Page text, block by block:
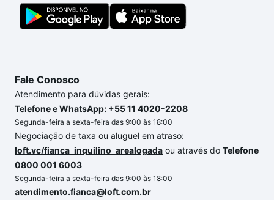
nossas opções de financiamento imobiliário as
parcelas podem se adequar ao seu orçamento. Se
gente para comprar o imóvel dos seus sonhos com
segurança e conforto. Loft, com você até as
chaves.
Fale Conosco
Atendimento para dúvidas gerais:
Telefone e WhatsApp: +55 11 4020-2208
Segunda-feira a sexta-feira das 9:00 às 18:00
Negociação de taxa ou aluguel em atraso:
loft.vc/fianca_inquilino_arealogada ou através do Telefone
0800 001 6003
Segunda-feira a sexta-feira das 9:00 às 18:00
atendimento.fianca@loft.com.br